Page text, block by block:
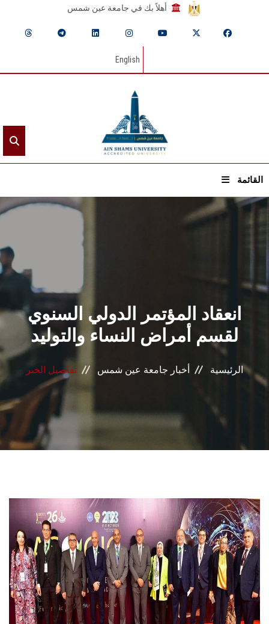
أهلاً بك في جامعة عين شمس
English
القائمة
الرئيسيـة
عن الجامعة
القطاعـات
الشئون الأكاديمية
البحث العلمي
الرعاية الصحية
المراكز والوحدات
الأنظمة الذكية
تواصل معنا
الطلاب
هيئة التدريس
الدراسات العليا
انعقاد المؤتمر الدولي السنوي
لقسم أمراض النساء والتوليد
الرئيسية أخبار جامعة عين شمس تفاصيل الخبر